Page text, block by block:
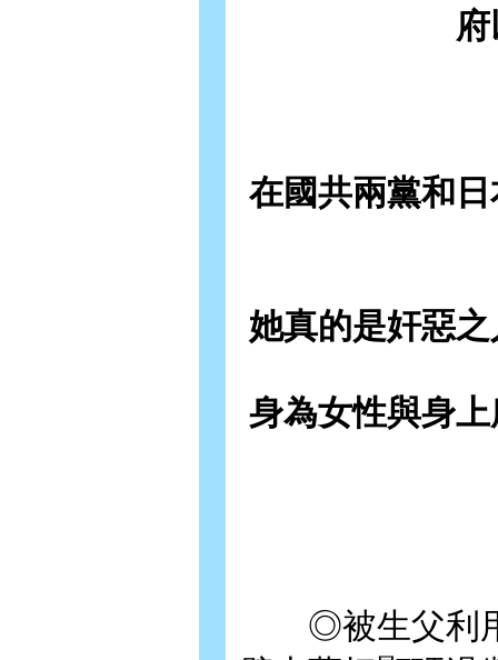
在國共兩黨和
她真的是奸惡
身為女性與身
◎被生父利用